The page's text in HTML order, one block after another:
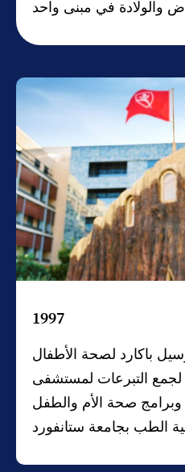
1997
باكارد لصحة الأطفال
لجمع التبرعات لمستشفى
وبرامج صحة الأم والطفل